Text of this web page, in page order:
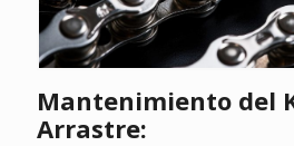
Mantenimiento del
Arrastre: